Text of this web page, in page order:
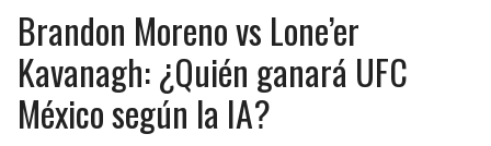
Brandon Moreno vs Lone’er
Kavanagh: ¿Quién ganará UFC
México según la IA?